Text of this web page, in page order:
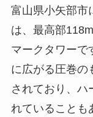
富山県小矢部市
は、最高部
マークタワーで
に広がる圧巻の
されており、ハ
れていることも